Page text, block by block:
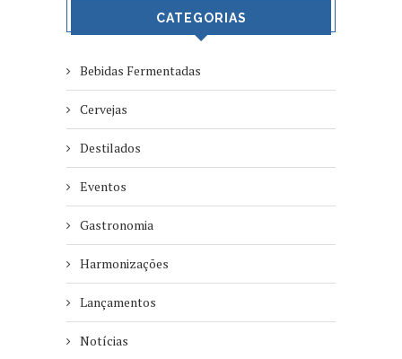
CATEGORIAS
Bebidas Fermentadas
Cervejas
Destilados
Eventos
Gastronomia
Harmonizações
Lançamentos
Notícias